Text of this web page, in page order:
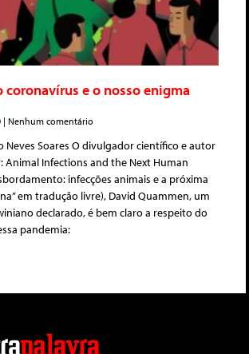
coronavírus e o nosso enigma
Nenhum comentário
Neves Soares O divulgador científico e autor
Animal Infections and the Next Human
infecções animais e a próxima
em tradução livre), David Quammen, um
declarado, é bem claro a respeito do
pandemia: